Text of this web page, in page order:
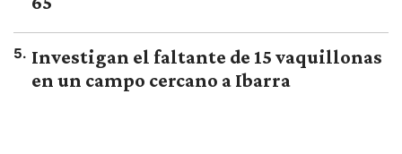
5. Investigan el faltante de 15 vaquillonas
en un campo cercano a Ibarra